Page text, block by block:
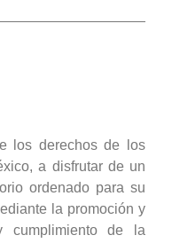
los derechos de los
a disfrutar de un
ordenado para su
la promoción y
cumplimiento de la